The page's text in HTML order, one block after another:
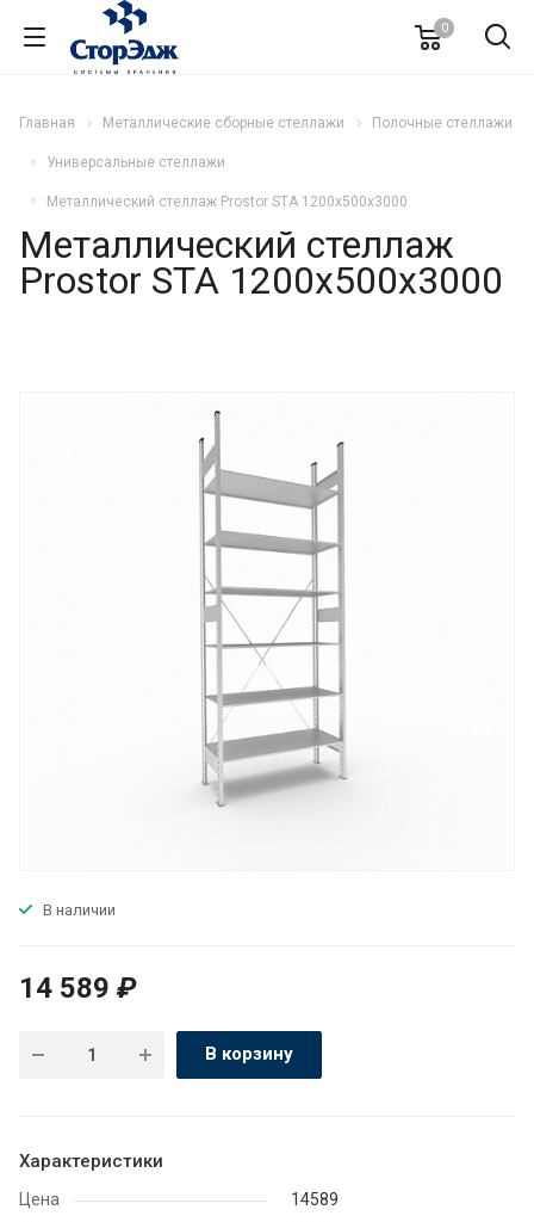
0
Главная Металлические сборные стеллажи Полочные стеллажи
Универсальные стеллажи
Металлический стеллаж Prostor STA 1200х500х3000
Металлический стеллаж
Prostor STA 1200х500х3000
В наличии
14 589 ₽
В корзину
Характеристики
Цена
14589